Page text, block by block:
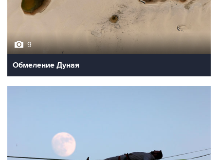
9
Обмеление Дуная